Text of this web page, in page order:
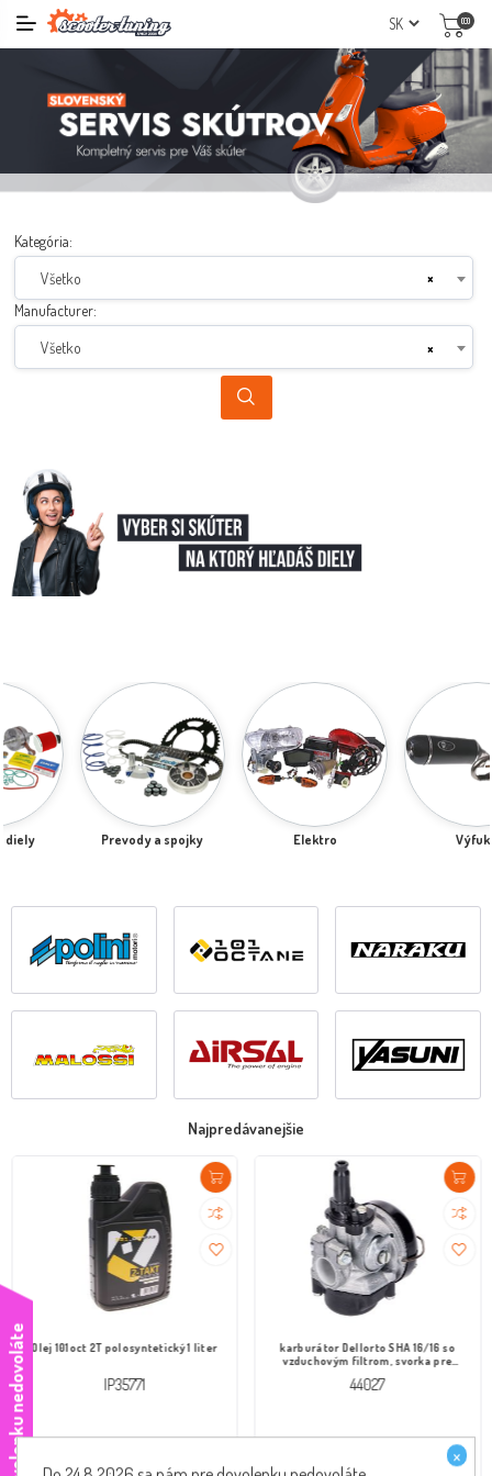
(0)
Kategória:
×
Všetko
Manufacturer:
×
Všetko
Prevody a spojky
Najpredávanejšie
Olej 101oct 2T polosyntetický 1 liter
IP35771
karburátor Dellorto SHA 16/16 so
vzduchovým filtrom, svorka pre
44027
×